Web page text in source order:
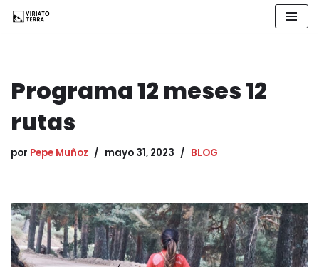
Programa 12 meses 12
rutas
por Pepe Muñoz mayo 31, 2023 BLOG